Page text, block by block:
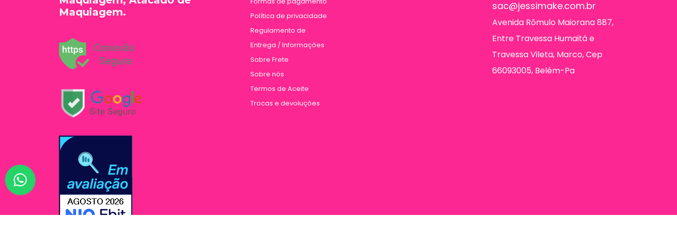
sac@jessimake.com.br
Avenida Rômulo Maiorana 887,
Entre Travessa Humaitá e
Travessa Vileta, Marco, Cep
66093005, Belém-Pa
Política de privacidade
Regulamento de
Entrega / Informações
Sobre Frete
Sobre nós
Termos de Aceite
Trocas e devoluções
Maquiagem.